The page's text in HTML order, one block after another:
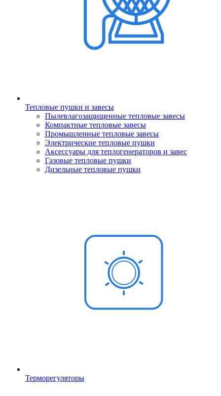
Тепловые пушки и завесы
Пылевлагозащищенные тепловые завесы
Компактные тепловые завесы
Промышленные тепловые завесы
Электрические тепловые пушки
Аксессуары для теплогенераторов и завес
Газовые тепловые пушки
Дизельные тепловые пушки
Терморегуляторы